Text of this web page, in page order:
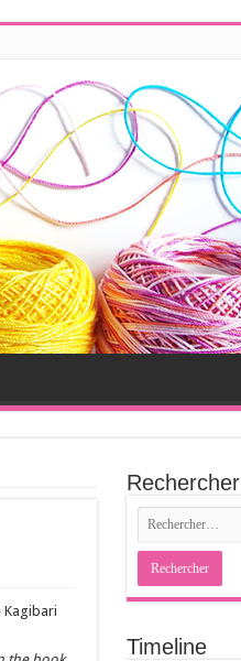
Kagibari
Rechercher
Timeline